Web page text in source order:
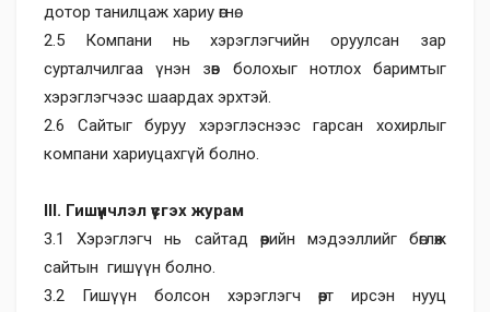
дотор танилцаж хариу өгнө.
2.5 Компани нь хэрэглэгчийн оруулсан зар
сурталчилгаа үнэн зөв болохыг нотлох баримтыг
хэрэглэгчээс шаардах эрхтэй.
2.6 Сайтыг буруу хэрэглэснээс гарсан хохирлыг
компани хариуцахгүй болно.
III. Гишүүнчлэл үүсгэх журам
3.1 Хэрэглэгч нь сайтад өөрийн мэдээллийг бөглөж
сайтын гишүүн болно.
3.2 Гишүүн болсон хэрэглэгч өөрт ирсэн нууц